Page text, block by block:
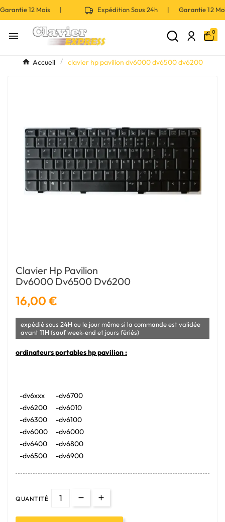
12 Mois | Expédition Sous 24h | Garantie 12
 0
Accueil clavier hp pavilion dv6000 dv6500 dv6200
Clavier Hp Pavilion
Dv6000 Dv6500 Dv6200
16,00 €
expédié sous 24H ou le jour même si la commande est validée
avant 11H (sauf week-end et jours fériés)
ordinateurs portables hp pavilion :
-dv6xxx
-dv6200
-dv6300
-dv6000
-dv6400
-dv6500
-dv6700
-dv6010
-dv6100
-dv6000
-dv6800
-dv6900
QUANTITÉ